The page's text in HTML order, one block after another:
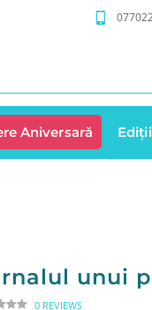
Aniversară
unui
0 REVIEWS